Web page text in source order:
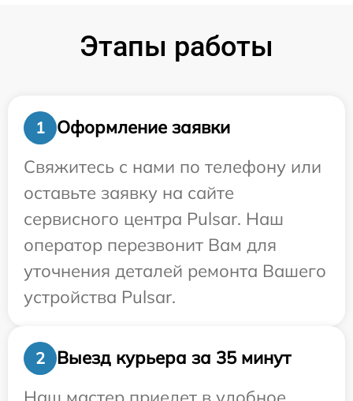
Этапы работы
1
Оформление заявки
Свяжитесь с нами по телефону или
оставьте заявку на сайте
сервисного центра Pulsar. Наш
оператор перезвонит Вам для
уточнения деталей ремонта Вашего
устройства Pulsar.
2
Выезд курьера за 35 минут